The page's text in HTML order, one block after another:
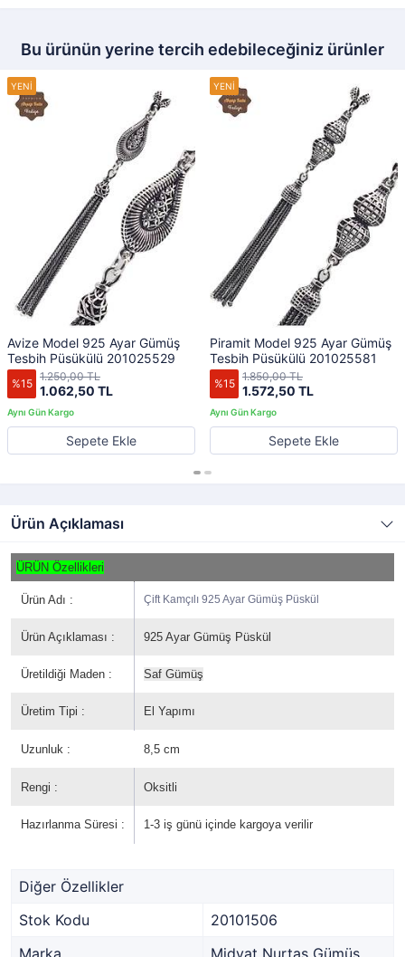
Bu ürünün yerine tercih edebileceğiniz ürünler
Avize Model 925 Ayar Gümüş
Tesbih Püsükülü 201025529
%15 1.062,50 TL
1.250,00 TL
Sepete Ekle
Piramit Model 925 Ayar Gümüş
Tesbih Püsükülü 201025581
%15 1.572,50 TL
1.850,00 TL
Sepete Ekle
Ürün Açıklaması
ÜRÜN Özellikleri
Ürün Adı : Çift Kamçılı 925 Ayar Gümüş Püskül
Ürün Açıklaması : 925 Ayar Gümüş Püskül
Üretildiği Maden : Saf Gümüş
Üretim Tipi : El Yapımı
Uzunluk : 8,5 cm
Rengi : Oksitli
Hazırlanma Süresi : 1-3 iş günü içinde kargoya verilir
Diğer Özellikler
Stok Kodu
20101506
Marka
Midyat Nurtaş Gümüş